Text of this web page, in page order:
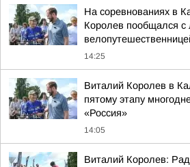
На соревнованиях в
Королев пообщался с
14:25
Виталий Королев в
пятому этапу
«Россия»
14:05
Виталий Королев: